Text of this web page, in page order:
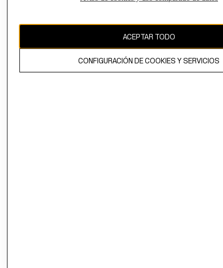
El contenido de esta página web está protegido por copyright y es
propiedad de H&M Hennes & Mauritz AB.
ACEPTAR TODO
CONFIGURACIÓN DE COOKIES Y SERVICIOS